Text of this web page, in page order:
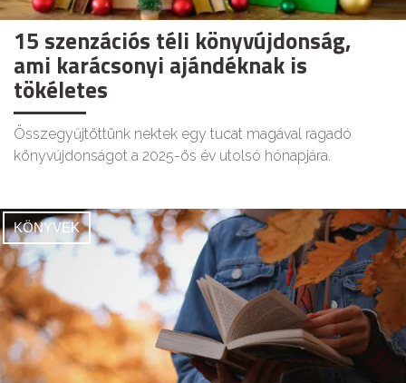
15 szenzációs téli könyvújdonság,
ami karácsonyi ajándéknak is
tökéletes
Összegyűjtöttünk nektek egy tucat magával ragadó
könyvújdonságot a 2025-ös év utolsó hónapjára.
KÖNYVEK